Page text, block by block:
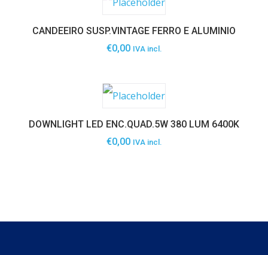
CANDEEIRO SUSP.VINTAGE FERRO E ALUMINIO
€0,00 IVA incl.
DOWNLIGHT LED ENC.QUAD.5W 380 LUM 6400K
€0,00 IVA incl.